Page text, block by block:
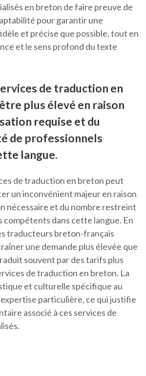
en breton de faire preuve de
pour garantir une
et précise que possible, tout en
et le sens profond du texte
de traduction en
plus élevé en raison
requise et du
de professionnels
langue.
de traduction en breton peut
un inconvénient majeur en raison
nécessaire et du nombre restreint
compétents dans cette langue. En
traducteurs breton-français
une demande plus élevée que
souvent par des tarifs plus
de traduction en breton. La
et culturelle spécifique au
particulière, ce qui justifie
associé à ces services de